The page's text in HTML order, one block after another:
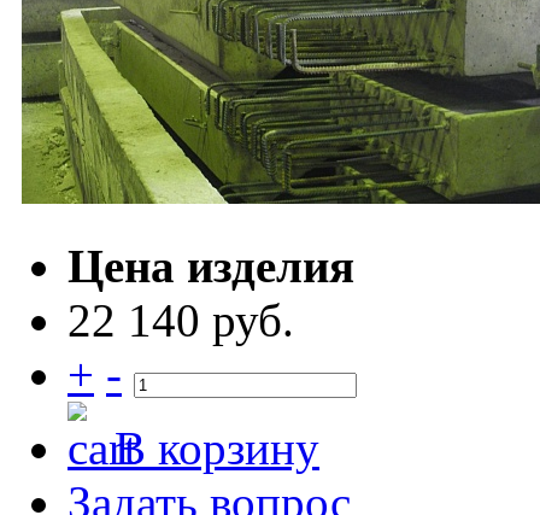
Цена изделия
22 140 руб.
+ -
В корзину
Задать вопрос